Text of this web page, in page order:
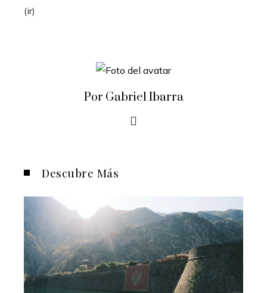
(ir)
Por Gabriel Ibarra
Descubre Más